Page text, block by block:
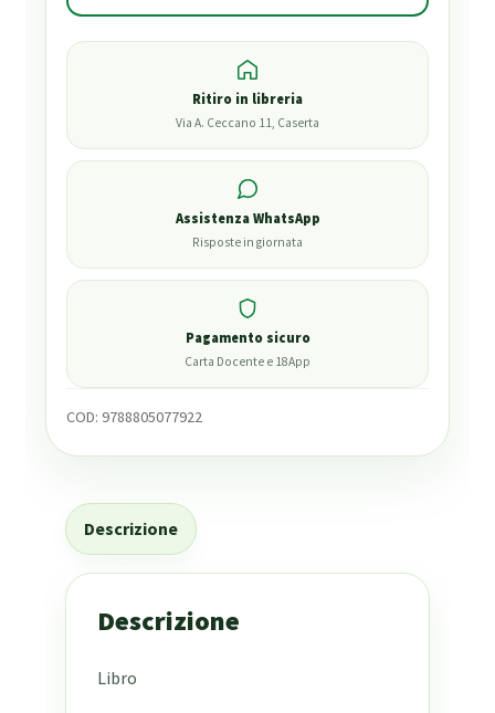
Ritiro in libreria
Via A. Ceccano 11, Caserta
Assistenza WhatsApp
Risposte in giornata
Pagamento sicuro
Carta Docente e 18App
COD: 9788805077922
Descrizione
Descrizione
Libro